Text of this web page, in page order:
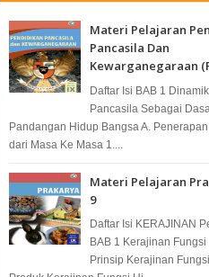
Materi Pelajaran
Pancasila Dan
Kewarganegaraan
Daftar Isi BAB 1
Pancasila Sebagai
Pandangan Hidup Bangsa A.
dari Masa Ke Masa 1....
Materi Pelajaran
9
Daftar Isi KERAJINAN
BAB 1 Kerajinan Fungsi
Prinsip Kerajinan